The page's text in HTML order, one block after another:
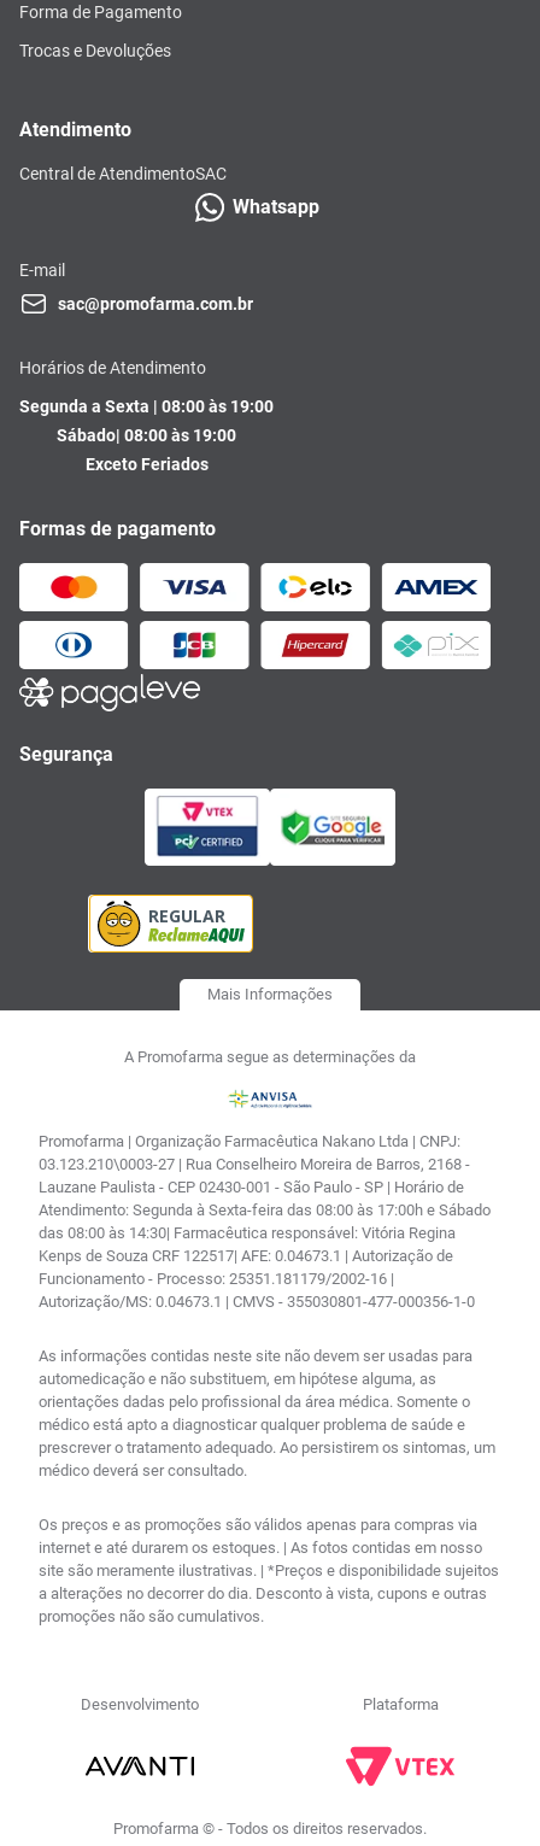
Forma de Pagamento
Trocas e Devoluções
Atendimento
Central de AtendimentoSAC
Whatsapp
E-mail
sac@promofarma.com.br
Horários de Atendimento
Segunda a Sexta | 08:00 às 19:00
Sábado| 08:00 às 19:00
Exceto Feriados
Formas de pagamento
Segurança
Mais Informações
A Promofarma segue as determinações da
Promofarma | Organização Farmacêutica Nakano Ltda | CNPJ:
03.123.210\0003-27 | Rua Conselheiro Moreira de Barros, 2168 -
Lauzane Paulista - CEP 02430-001 - São Paulo - SP | Horário de
Atendimento: Segunda à Sexta-feira das 08:00 às 17:00h e Sábado
das 08:00 às 14:30| Farmacêutica responsável: Vitória Regina
Kenps de Souza CRF 122517| AFE: 0.04673.1 | Autorização de
Funcionamento - Processo: 25351.181179/2002-16 |
Autorização/MS: 0.04673.1 | CMVS - 355030801-477-000356-1-0
As informações contidas neste site não devem ser usadas para
automedicação e não substituem, em hipótese alguma, as
orientações dadas pelo profissional da área médica. Somente o
médico está apto a diagnosticar qualquer problema de saúde e
prescrever o tratamento adequado. Ao persistirem os sintomas, um
médico deverá ser consultado.
Os preços e as promoções são válidos apenas para compras via
internet e até durarem os estoques. | As fotos contidas em nosso
site são meramente ilustrativas. | *Preços e disponibilidade sujeitos
a alterações no decorrer do dia. Desconto à vista, cupons e outras
promoções não são cumulativos.
Desenvolvimento Plataforma
Promofarma © - Todos os direitos reservados.